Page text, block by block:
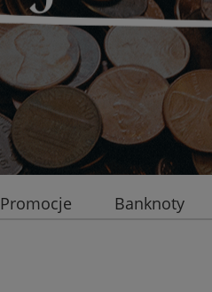
Promocje Banknoty